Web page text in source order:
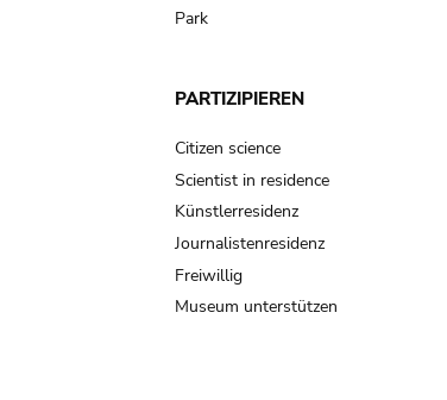
Park
PARTIZIPIEREN
Citizen science
Scientist in residence
Künstlerresidenz
Journalistenresidenz
Freiwillig
Museum unterstützen